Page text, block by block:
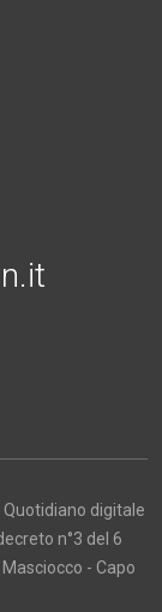
Quotidiano digitale
n°3 del 6
- Capo